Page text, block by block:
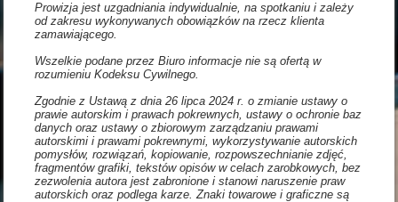
Prowizja jest uzgadniania indywidualnie, na spotkaniu i zależy
od zakresu wykonywanych obowiązków na rzecz klienta
zamawiającego.
Wszelkie podane przez Biuro informacje nie są ofertą w
rozumieniu Kodeksu Cywilnego.
Zgodnie z Ustawą z dnia 26 lipca 2024 r. o zmianie ustawy o
prawie autorskim i prawach pokrewnych, ustawy o ochronie baz
danych oraz ustawy o zbiorowym zarządzaniu prawami
autorskimi i prawami pokrewnymi, wykorzystywanie autorskich
pomysłów, rozwiązań, kopiowanie, rozpowszechnianie zdjęć,
fragmentów grafiki, tekstów opisów w celach zarobkowych, bez
zezwolenia autora jest zabronione i stanowi naruszenie praw
autorskich oraz podlega karze. Znaki towarowe i graficzne są